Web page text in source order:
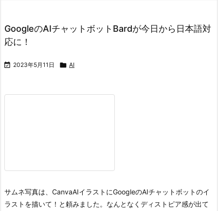
GoogleのAIチャットボットBardが今日から日本語対
応に！
 2023年5月11日  AI
サムネ写真は、CanvaAIイラストにGoogleのAIチャットボットのイ
ラストを描いて！と頼みました。なんとなくディストピア感が出て